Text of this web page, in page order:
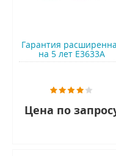
Гарантия
на 5 лет E3633A
Цена по